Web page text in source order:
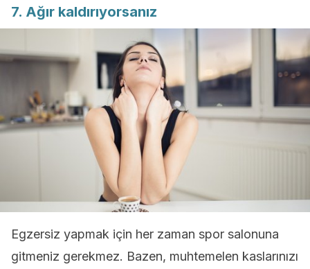
7. Ağır kaldırıyorsanız
Egzersiz yapmak için her zaman spor salonuna
gitmeniz gerekmez. Bazen, muhtemelen kaslarınızı